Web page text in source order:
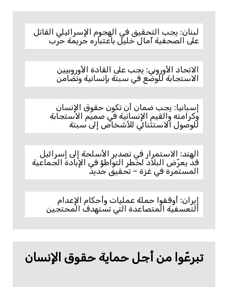
لبنان: يجب التحقيق في الهجوم الإسرائيلي القاتل
على الصحفية آمال خليل باعتباره جريمة حرب
الاتحاد الأوروبي: يجب على القادة الأوروبيين
الاستجابة للوضع في سبتة بإنسانية وتضامن
إسبانيا: يجب ضمان أن تكون حقوق الإنسان
وكرامته والقيم الإنسانية في صميم الاستجابة
للوصول الاستثنائي للأشخاص إلى سبتة
الهند: الاستمرار في تصدير الأسلحة إلى إسرائيل
قد يعرّض البلاد لخطر التواطؤ في الإبادة الجماعية
المستمرة في غزة – تحقيق جديد
إيران: أوقفوا حملة عمليات وأحكام الإعدام
التعسفية المتصاعدة التي تستهدف المحتجين
تبرعّوا من أجل حماية حقوق الإنسان